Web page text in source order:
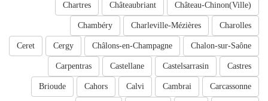
Château-Chinon(Ville)
Châteaubriant
Chartres
Charolles
Charleville-Mézières
Chambéry
Chalon-sur-Saône
Châlons-en-Champagne
Cergy
Ceret
Castres
Castelsarrasin
Castellane
Carpentras
Carcassonne
Cambrai
Calvi
Cahors
Brioude